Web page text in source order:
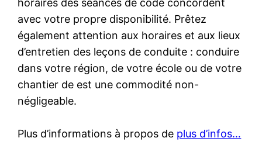
horaires des séances de code concordent
avec votre propre disponibilité. Prêtez
également attention aux horaires et aux lieux
d’entretien des leçons de conduite : conduire
dans votre région, de votre école ou de votre
chantier de est une commodité non-
négligeable.
Plus d’informations à propos de plus d’infos…